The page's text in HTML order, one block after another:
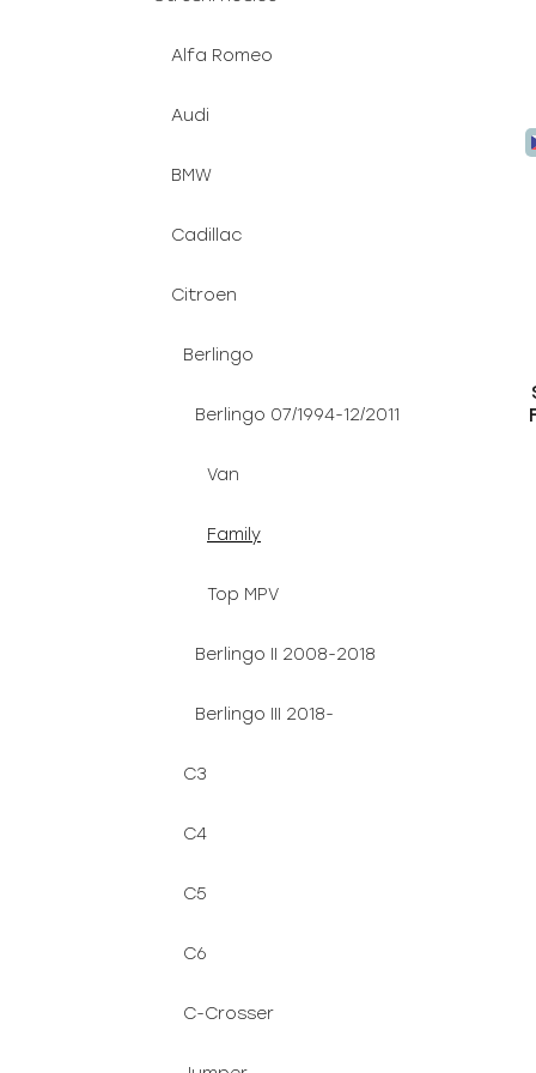
Alfa Romeo
Audi
BMW
Cadillac
Citroen
Berlingo
Berlingo 07/1994-12/2011
Van
Family
Top MPV
Berlingo II 2008-2018
Berlingo III 2018-
C3
C4
C5
C6
C-Crosser